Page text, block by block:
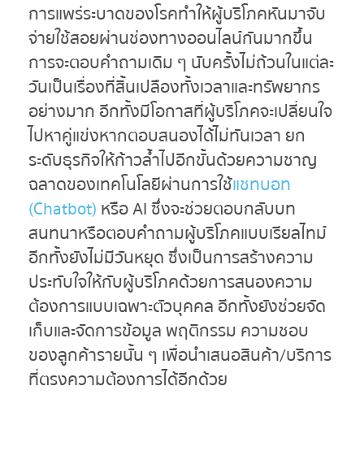
การแพร่ระบาดของโรคทำให้ผู้บริโภคหันมาจับ
จ่ายใช้สอยผ่านช่องทางออนไลน์กันมากขึ้น
การจะตอบคำถามเดิม ๆ นับครั้งไม่ถ้วนในแต่ละ
วันเป็นเรื่องที่สิ้นเปลืองทั้งเวลาและทรัพยากร
อย่างมาก อีกทั้งมีโอกาสที่ผู้บริโภคจะเปลี่ยนใจ
ไปหาคู่แข่งหากตอบสนองได้ไม่ทันเวลา ยก
ระดับธุรกิจให้ก้าวล้ำไปอีกขั้นด้วยความชาญ
ฉลาดของเทคโนโลยีผ่านการใช้แชทบอท
(Chatbot) หรือ AI ซึ่งจะช่วยตอบกลับบท
สนทนาหรือตอบคำถามผู้บริโภคแบบเรียลไทม์
อีกทั้งยังไม่มีวันหยุด ซึ่งเป็นการสร้างความ
ประทับใจให้กับผู้บริโภคด้วยการสนองความ
ต้องการแบบเฉพาะตัวบุคคล อีกทั้งยังช่วยจัด
เก็บและจัดการข้อมูล พฤติกรรม ความชอบ
ของลูกค้ารายนั้น ๆ เพื่อนำเสนอสินค้า/บริการ
ที่ตรงความต้องการได้อีกด้วย